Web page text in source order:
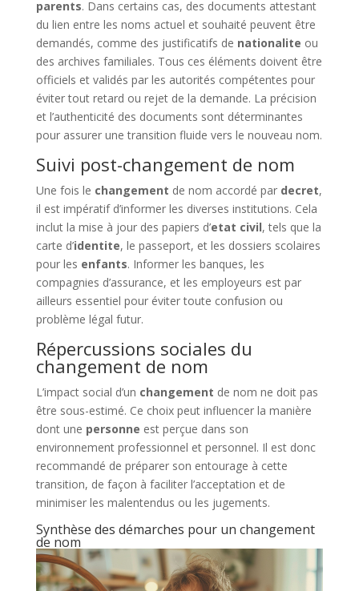
parents. Dans certains cas, des documents attestant
du lien entre les noms actuel et souhaité peuvent être
demandés, comme des justificatifs de nationalite ou
des archives familiales. Tous ces éléments doivent être
officiels et validés par les autorités compétentes pour
éviter tout retard ou rejet de la demande. La précision
et l’authenticité des documents sont déterminantes
pour assurer une transition fluide vers le nouveau nom.
Suivi post-changement de nom
Une fois le changement de nom accordé par decret,
il est impératif d’informer les diverses institutions. Cela
inclut la mise à jour des papiers d’etat civil, tels que la
carte d’identite, le passeport, et les dossiers scolaires
pour les enfants. Informer les banques, les
compagnies d’assurance, et les employeurs est par
ailleurs essentiel pour éviter toute confusion ou
problème légal futur.
Répercussions sociales du
changement de nom
L’impact social d’un changement de nom ne doit pas
être sous-estimé. Ce choix peut influencer la manière
dont une personne est perçue dans son
environnement professionnel et personnel. Il est donc
recommandé de préparer son entourage à cette
transition, de façon à faciliter l’acceptation et de
minimiser les malentendus ou les jugements.
Synthèse des démarches pour un changement
de nom